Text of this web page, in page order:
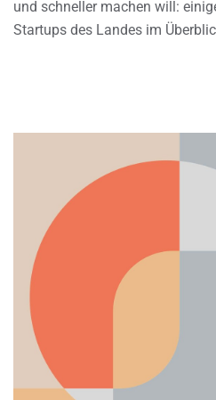
und schneller machen will:
Startups des Landes im